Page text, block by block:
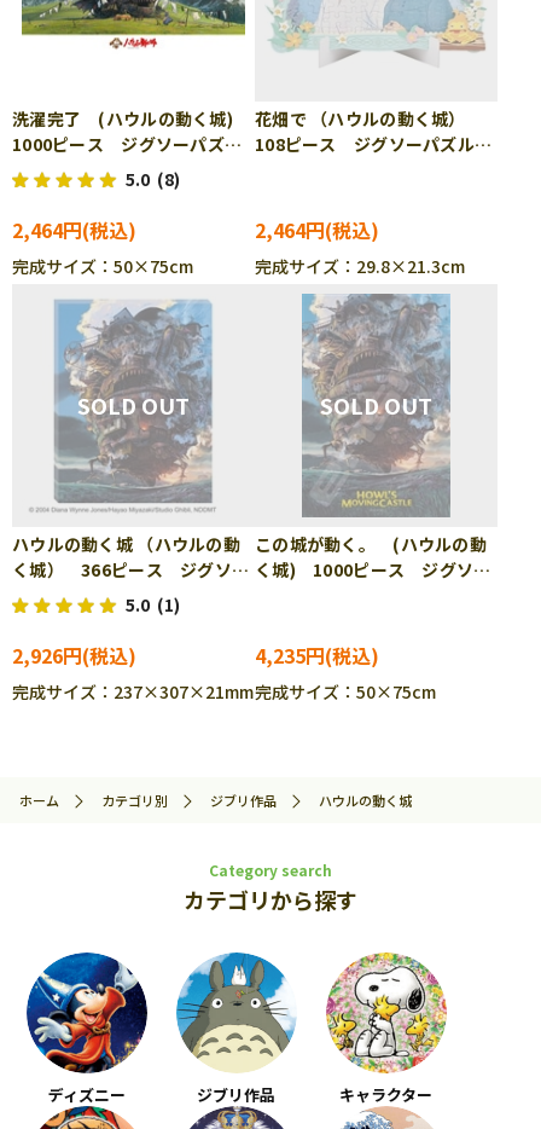
洗濯完了 (ハウルの動く城)
1000ピース ジグソーパズ
ル ENS-1000-258
5.0 (8)
2,464円
完成サイズ：50×75cm
花畑で （ハウルの動く城）
108ピース ジグソーパズル
2,464円
完成サイズ：29.8×21.3cm
ハウルの動く城 （ハウルの動
く城） 366ピース ジグソー
パズル ENS-ATB-61
5.0 (1)
2,926円
完成サイズ：237×307×21mm
この城が動く。 (ハウルの動
く城) 1000ピース ジグソー
4,235円
完成サイズ：50×75cm
ホーム カテゴリ別 ジブリ作品 ハウルの動く城
Category search
カテゴリから探す
ディズニー ジブリ作品 キャラクター